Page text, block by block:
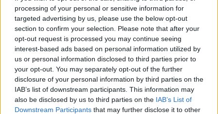
processing of your personal or sensitive information for
targeted advertising by us, please use the below opt-out
section to confirm your selection. Please note that after your
opt-out request is processed you may continue seeing
interest-based ads based on personal information utilized by
us or personal information disclosed to third parties prior to
your opt-out. You may separately opt-out of the further
disclosure of your personal information by third parties on the
IAB’s list of downstream participants. This information may
also be disclosed by us to third parties on the IAB’s List of
Downstream Participants that may further disclose it to other
projetos sociais a quem vai contemplar com 1,4
milhões de euros. O objetivo geral passa por combater
a pobreza na infância e adolescência, sendo que este
ano irá contemplar mais de 9 mil beneficiários.
Entre os premiados, encontram-se respostas sociais
para a capacitação de competências sociais e
emocionais, projetos de requalificação de espaços
infantis, programas de desporto inclusivo, ações de